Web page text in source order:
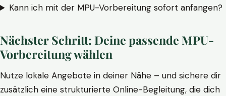
Kann ich mit der MPU-Vorbereitung sofort anfangen?
Nächster Schritt: Deine passende MPU-
Vorbereitung wählen
Nutze lokale Angebote in deiner Nähe – und sichere dir
zusätzlich eine strukturierte Online-Begleitung, die dich